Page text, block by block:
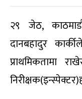
२९ जेठ,
दानबहादुर
प्राथमिकतामा